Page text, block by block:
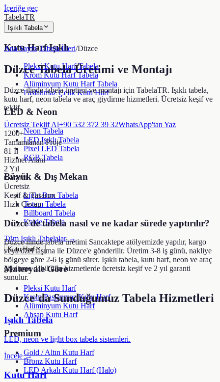
İçeriğe geç
TabelaTR
Işıklı Tabela
Kutu Harf Işıklı
Pleksi Kutu Harf Tabela
Krom Kutu Harf Tabela
Alüminyum Kutu Harf Tabela
Paslanmaz Çelik Kutu Harf
LED & Neon
Neon Tabela
LED Işıklı Tabela
Pixel LED Tabela
RGB Tabela
Büyük & Dış Mekan
Light Box Tabela
Totem Tabela
Billboard Tabela
Kaide Tabela
Tüm Işıklı Tabelalar →
Kutu Harf
Materyale Göre
Pleksi Kutu Harf
Krom Paslanmaz Kutu Harf
Alüminyum Kutu Harf
Ahşap Kutu Harf
Premium
Gold / Altın Kutu Harf
Bronz Kutu Harf
LED Arkalı Kutu Harf (Halo)
Ana Sayfa/Tabela İlleri/Düzce
DüzceTabela Üretimi ve Montajı
Düzce ilinde tabela üretimi ve montajı için TabelaTR. Işıklı tabela,
kutu harf, neon tabela ve araç giydirme hizmetleri. Ücretsiz keşif ve
teklif.
Ücretsiz Teklif Al+90 532 372 39 32WhatsApp'tan Yaz
1200+
Tamamlanan Proje
81 İl
Hizmet Alanı
2 Yıl
Garanti
Ücretsiz
Keşif & Tasarım
Hızlı Cevap
Düzce'de tabela nasıl ve ne kadar sürede yaptırılır?
Düzce ilinde tabela üretimi Sancaktepe atölyemizde yapılır, kargo
veya özel taşıma ile Düzce'e gönderilir. Üretim 3-8 iş günü, nakliye
bölgeye göre 2-6 iş günü sürer. Işıklı tabela, kutu harf, neon ve araç
giydirme dahil tüm hizmetlerde ücretsiz keşif ve 2 yıl garanti
sunulur.
Düzce'da Sunduğumuz Tabela Hizmetleri
Işıklı Tabela
LED, neon ve light box tabela sistemleri.
İncele →
Kutu Harf